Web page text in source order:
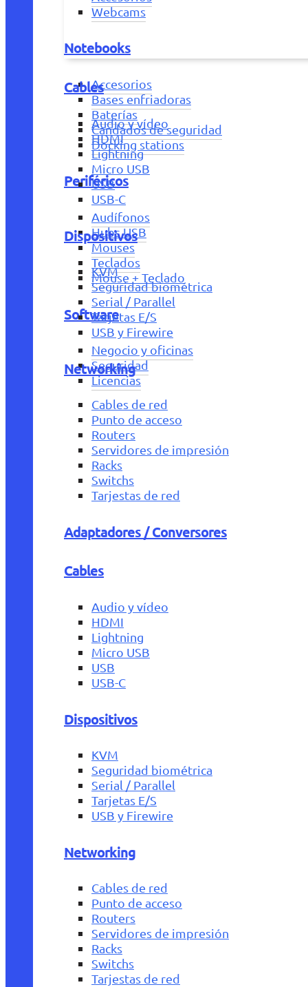
Webcams
Notebooks
Accesorios
Bases enfriadoras
Baterías
Candados de seguridad
Docking stations
Periféricos
Audífonos
Hubs USB
Mouses
Teclados
Mouse + Teclado
Software
Negocio y oficinas
Seguridad
Licencias
Cables
Audio y vídeo
HDMI
Lightning
Micro USB
USB
USB-C
Dispositivos
KVM
Seguridad biométrica
Serial / Parallel
Tarjetas E/S
USB y Firewire
Networking
Cables de red
Punto de acceso
Routers
Servidores de impresión
Racks
Switchs
Tarjestas de red
Adaptadores / Conversores
Cables
Audio y vídeo
HDMI
Lightning
Micro USB
USB
USB-C
Dispositivos
KVM
Seguridad biométrica
Serial / Parallel
Tarjetas E/S
USB y Firewire
Networking
Cables de red
Punto de acceso
Routers
Servidores de impresión
Racks
Switchs
Tarjestas de red